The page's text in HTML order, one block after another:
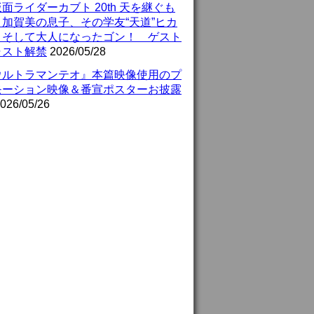
面ライダーカブト 20th 天を継ぐも
賀美の息子、その学友“天道”ヒカ
そして大人になったゴン！ ゲスト
スト解禁 2026/05/28
ルトラマンテオ』本篇映像使用のプ
ーション映像＆番宣ポスターお披露
05/26